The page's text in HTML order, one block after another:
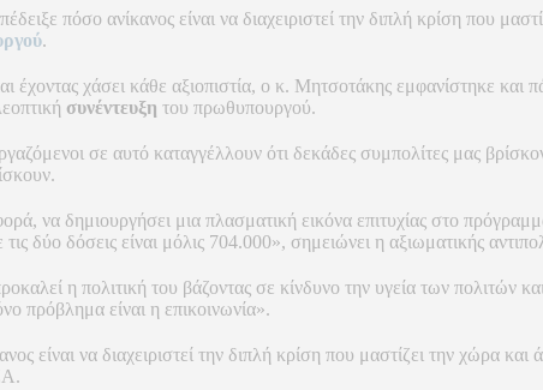
πόσο ανίκανος είναι να διαχειριστεί την διπλή κρίση που
.
έχοντας χάσει κάθε αξιοπιστία, ο κ. Μητσοτάκης εμφανίστηκε
συνέντευξη του πρωθυπουργού.
σε αυτό καταγγέλλουν ότι δεκάδες συμπολίτες μας
να δημιουργήσει μια πλασματική εικόνα επιτυχίας στο
δύο δόσεις είναι μόλις 704.000», σημειώνει η αξιωματικής
η πολιτική του βάζοντας σε κίνδυνο την υγεία των πολιτών
πρόβλημα είναι η επικοινωνία».
είναι να διαχειριστεί την διπλή κρίση που μαστίζει την χώρα